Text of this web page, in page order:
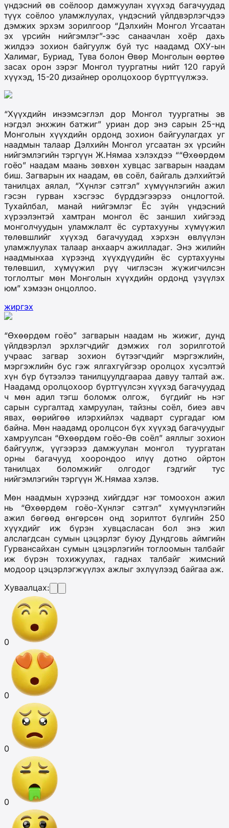
үндэсний өв соёлоор дамжуулан хүүхэд багачуудад
түүх соёлоо уламжлуулах, үндэсний үйлдвэрлэгчдээ
дэмжих эрхэм зорилгоор “Дэлхийн Монгол Угсаатан
эх үрсийн нийгэмлэг”-ээс санаачлан хоёр дахь
жилдээ зохион байгуулж буй тус наадамд ОХУ-ын
Халимаг, Буриад, Тува болон Өвөр Монголын өөртөө
засах орон зэрэг Монгол туургатны нийт 120 гаруй
хүүхэд, 15-20 дизайнер оролцохоор бүртгүүлжээ.
“Хүүхдийн инээмсэглэл дор Монгол туургатны эв
нэгдэл энхжин батжиг” уриан дор энэ сарын 25-нд
Монголын хүүхдийн ордонд зохион байгуулагдах уг
наадмын талаар Дэлхийн Монгол угсаатан эх үрсийн
нийгэмлэгийн тэргүүн Ж.Нямаа хэлэхдээ ““Өхөөрдөм
гоёо” наадам маань зөвхөн хувцас загварын наадам
биш. Загварын их наадам, өв соёл, байгаль дэлхийтэй
танилцах аялал, “Хүнлэг сэтгэл” хүмүүнлэгийн ажил
гэсэн гурван хэсгээс бүрддэгээрээ онцлогтой.
Тухайлбал, манай нийгэмлэг Ёс зүйн үндэсний
хүрээлэнтэй хамтран монгол ёс заншил хийгээд
монголчуудын уламжлалт ёс суртахууны хүмүүжил
төлөвшлийг хүүхэд багачуудад хэрхэн өвлүүлэн
уламжлуулах талаар анхаарч ажилладаг. Энэ жилийн
наадмынхаа хүрээнд хүүхдүүдийн ёс суртахууны
төлөвшил, хүмүүжил рүү чиглэсэн жүжигчилсэн
тоглолтыг мөн Монголын хүүхдийн ордонд үзүүлэх
юм” хэмээн онцоллоо.
жиргэх
“Өхөөрдөм гоёо” загварын наадам нь жижиг, дунд
үйлдвэрлэл эрхлэгчдийг дэмжих гол зорилготой
учраас загвар зохион бүтээгчдийг мэргэжлийн,
мэргэжлийн бус гэж ялгахгүйгээр оролцох хүсэлтэй
хүн бүр бүтээлээ танилцуулдгаараа давуу талтай аж.
Наадамд оролцохоор бүртгүүлсэн хүүхэд багачуудад
ч мөн адил тэгш боломж олгож, бүгдийг нь нэг
сарын сургалтад хамруулан, тайзны соёл, биеэ авч
явах, өөрийгөө илэрхийлэх чадварт сургадаг юм
байна. Мөн наадамд оролцсон бүх хүүхэд багачуудыг
хамруулсан “Өхөөрдөм гоёо-Өв соёл” аяллыг зохион
байгуулж, үүгээрээ дамжуулан монгол туургатан
орны багачууд хоорондоо илүү дотно ойртон
танилцах боломжийг олгодог гэдгийг тус
нийгэмлэгийн тэргүүн Ж.Нямаа хэлэв.
Мөн наадмын хүрээнд хийгддэг нэг томоохон ажил
нь “Өхөөрдөм гоёо-Хүнлэг сэтгэл” хүмүүнлэгийн
ажил бөгөөд өнгөрсөн онд зорилтот бүлгийн 250
хүүхдийг иж бүрэн хувцасласан бол энэ жил
алслагдсан сумын цэцэрлэг буюу Дундговь аймгийн
Гурвансайхан сумын цэцэрлэгийн тоглоомын талбайг
иж бүрэн тохижуулах, гаднах талбайг жимсний
модоор цэцэрлэгжүүлэх ажлыг эхлүүлээд байгаа аж.
Хуваалцах:
0
0
0
0